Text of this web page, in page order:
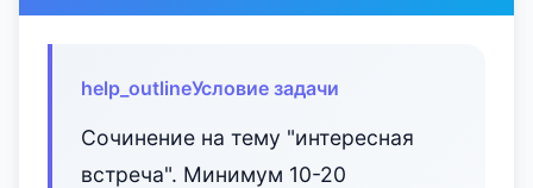
help_outlineУсловие задачи
Сочинение на тему "интересная
встреча". Минимум 10-20